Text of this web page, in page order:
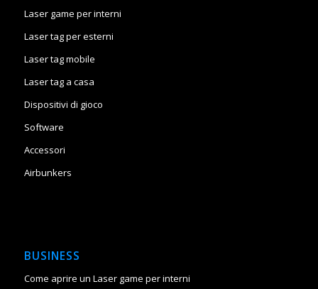
Laser game per interni
Laser tag per esterni
Laser tag mobile
Laser tag a casa
Dispositivi di gioco
Software
Accessori
Airbunkers
BUSINESS
Come aprire un Laser game per interni